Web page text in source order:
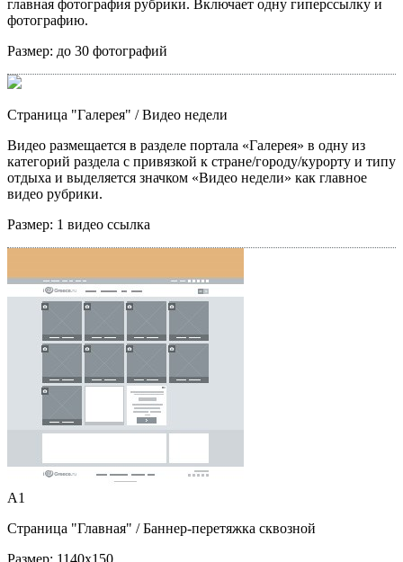
главная фотография рубрики. Включает одну гиперссылку и
фотографию.
Размер: до 30 фотографий
Страница "Галерея" / Видео недели
Видео размещается в разделе портала «Галерея» в одну из
категорий раздела с привязкой к стране/городу/курорту и типу
отдыха и выделяется значком «Видео недели» как главное
видео рубрики.
Размер: 1 видео ссылка
A1
Страница "Главная" / Баннер-перетяжка сквозной
Размер: 1140x150